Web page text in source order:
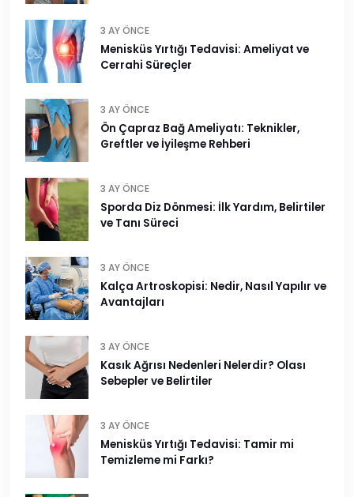
3 AY ÖNCE
Menisküs Yırtığı Tedavisi: Ameliyat ve
Cerrahi Süreçler
3 AY ÖNCE
Ön Çapraz Bağ Ameliyatı: Teknikler,
Greftler ve İyileşme Rehberi
3 AY ÖNCE
Sporda Diz Dönmesi: İlk Yardım, Belirtiler
ve Tanı Süreci
3 AY ÖNCE
Kalça Artroskopisi: Nedir, Nasıl Yapılır ve
Avantajları
3 AY ÖNCE
Kasık Ağrısı Nedenleri Nelerdir? Olası
Sebepler ve Belirtiler
3 AY ÖNCE
Menisküs Yırtığı Tedavisi: Tamir mi
Temizleme mi Farkı?